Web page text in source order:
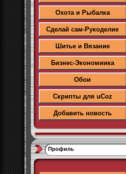
Охота и Рыбалка
Сделай сам-Рукоделие
Шитье и Вязание
Бизнес-Экономиика
Обои
Скрипты для uCoz
Добавить новость
Профиль